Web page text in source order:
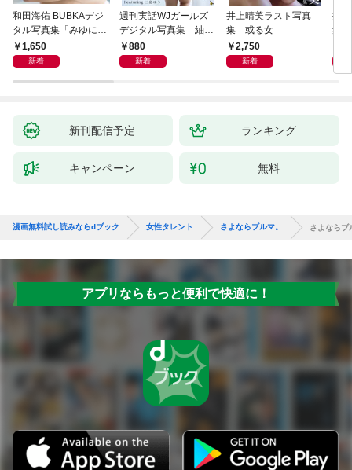
和田海佑 BUBKAデジ
タル写真集「みゆに夢
中。」
1,650
新着
週刊実話WJガールズ
デジタル写真集 紬柊
「あなたに触れたい」
featuring 三島ゆう
880
新着
井上晴美ラスト写真
集 或る女
2,750
新着
井
集
ｉｒ
新刊配信予定 ランキング
キャンペーン 無料
漫画無料試し読みならdブック 女性タレント さよならブルマ。 さよならブ
アプリならもっと便利で快適に！